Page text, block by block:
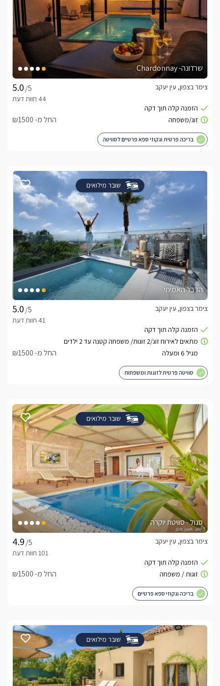
שרדונה- Chardonnay
/5
צימר בצפון, עין יעקב
החל מ- ₪1500
בריכה פרטית וגקוזי ספא פרטיים לסוויטה
שובר מילואים
הדבר האמיתי
/5
צימר בצפון, עין יעקב
החל מ- ₪1500
סוויטה פרטית לזוגות ומשפחות
שובר מילואים
סגול - סוויטת יוקרה
/5
צימר בצפון, עין יעקב
החל מ- ₪1500
בריכה וגקוזי ספא פרטיים
שובר מילואים